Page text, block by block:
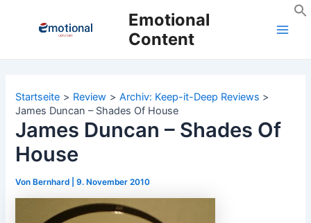
Emotional
Content
Startseite Review
Archiv: Keep-it-Deep Reviews
James Duncan – Shades Of House
James Duncan – Shades Of
House
Von Bernhard |9. November 2010